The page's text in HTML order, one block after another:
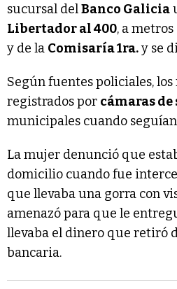
sucursal delBanco Galicia
Libertador al 400, a metros
y de la Comisaría 1ra.y se
Según fuentes policiales,
registrados por cámaras
municipales cuando
La mujer denunció que
domicilio cuando fue
que llevaba una gorra con
amenazó para que le
llevaba el dinero que retiró
bancaria.